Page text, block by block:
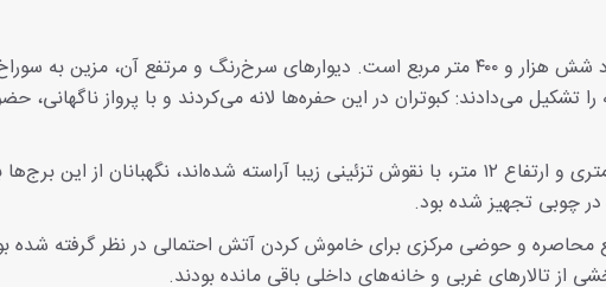
ارگ گوگد قلعه‌ای مربع‌شکل با مساحتی حدود شش هزار و ۴۰۰ متر مربع است. دیوارهای سرخ‌رنگ و مرتفع آن، مزین
تشکیل می‌دادند: کبوتران در این حفره‌ها لانه می‌کردند و با پرواز ناگهانی،
چهار برج قرینه در گوشه‌ها، با پایه‌های ۲.۵ متری و ارتفاع ۱۲ متر، با نقوش تزئینی زیبا آراسته شده‌اند، نگهبانان از این
چوبی تجهیز شده بود.
و حوضی مرکزی برای خاموش کردن آتش احتمالی در نظر گرفته شده
از تالارهای غربی و خانه‌های داخلی باقی مانده بودند.